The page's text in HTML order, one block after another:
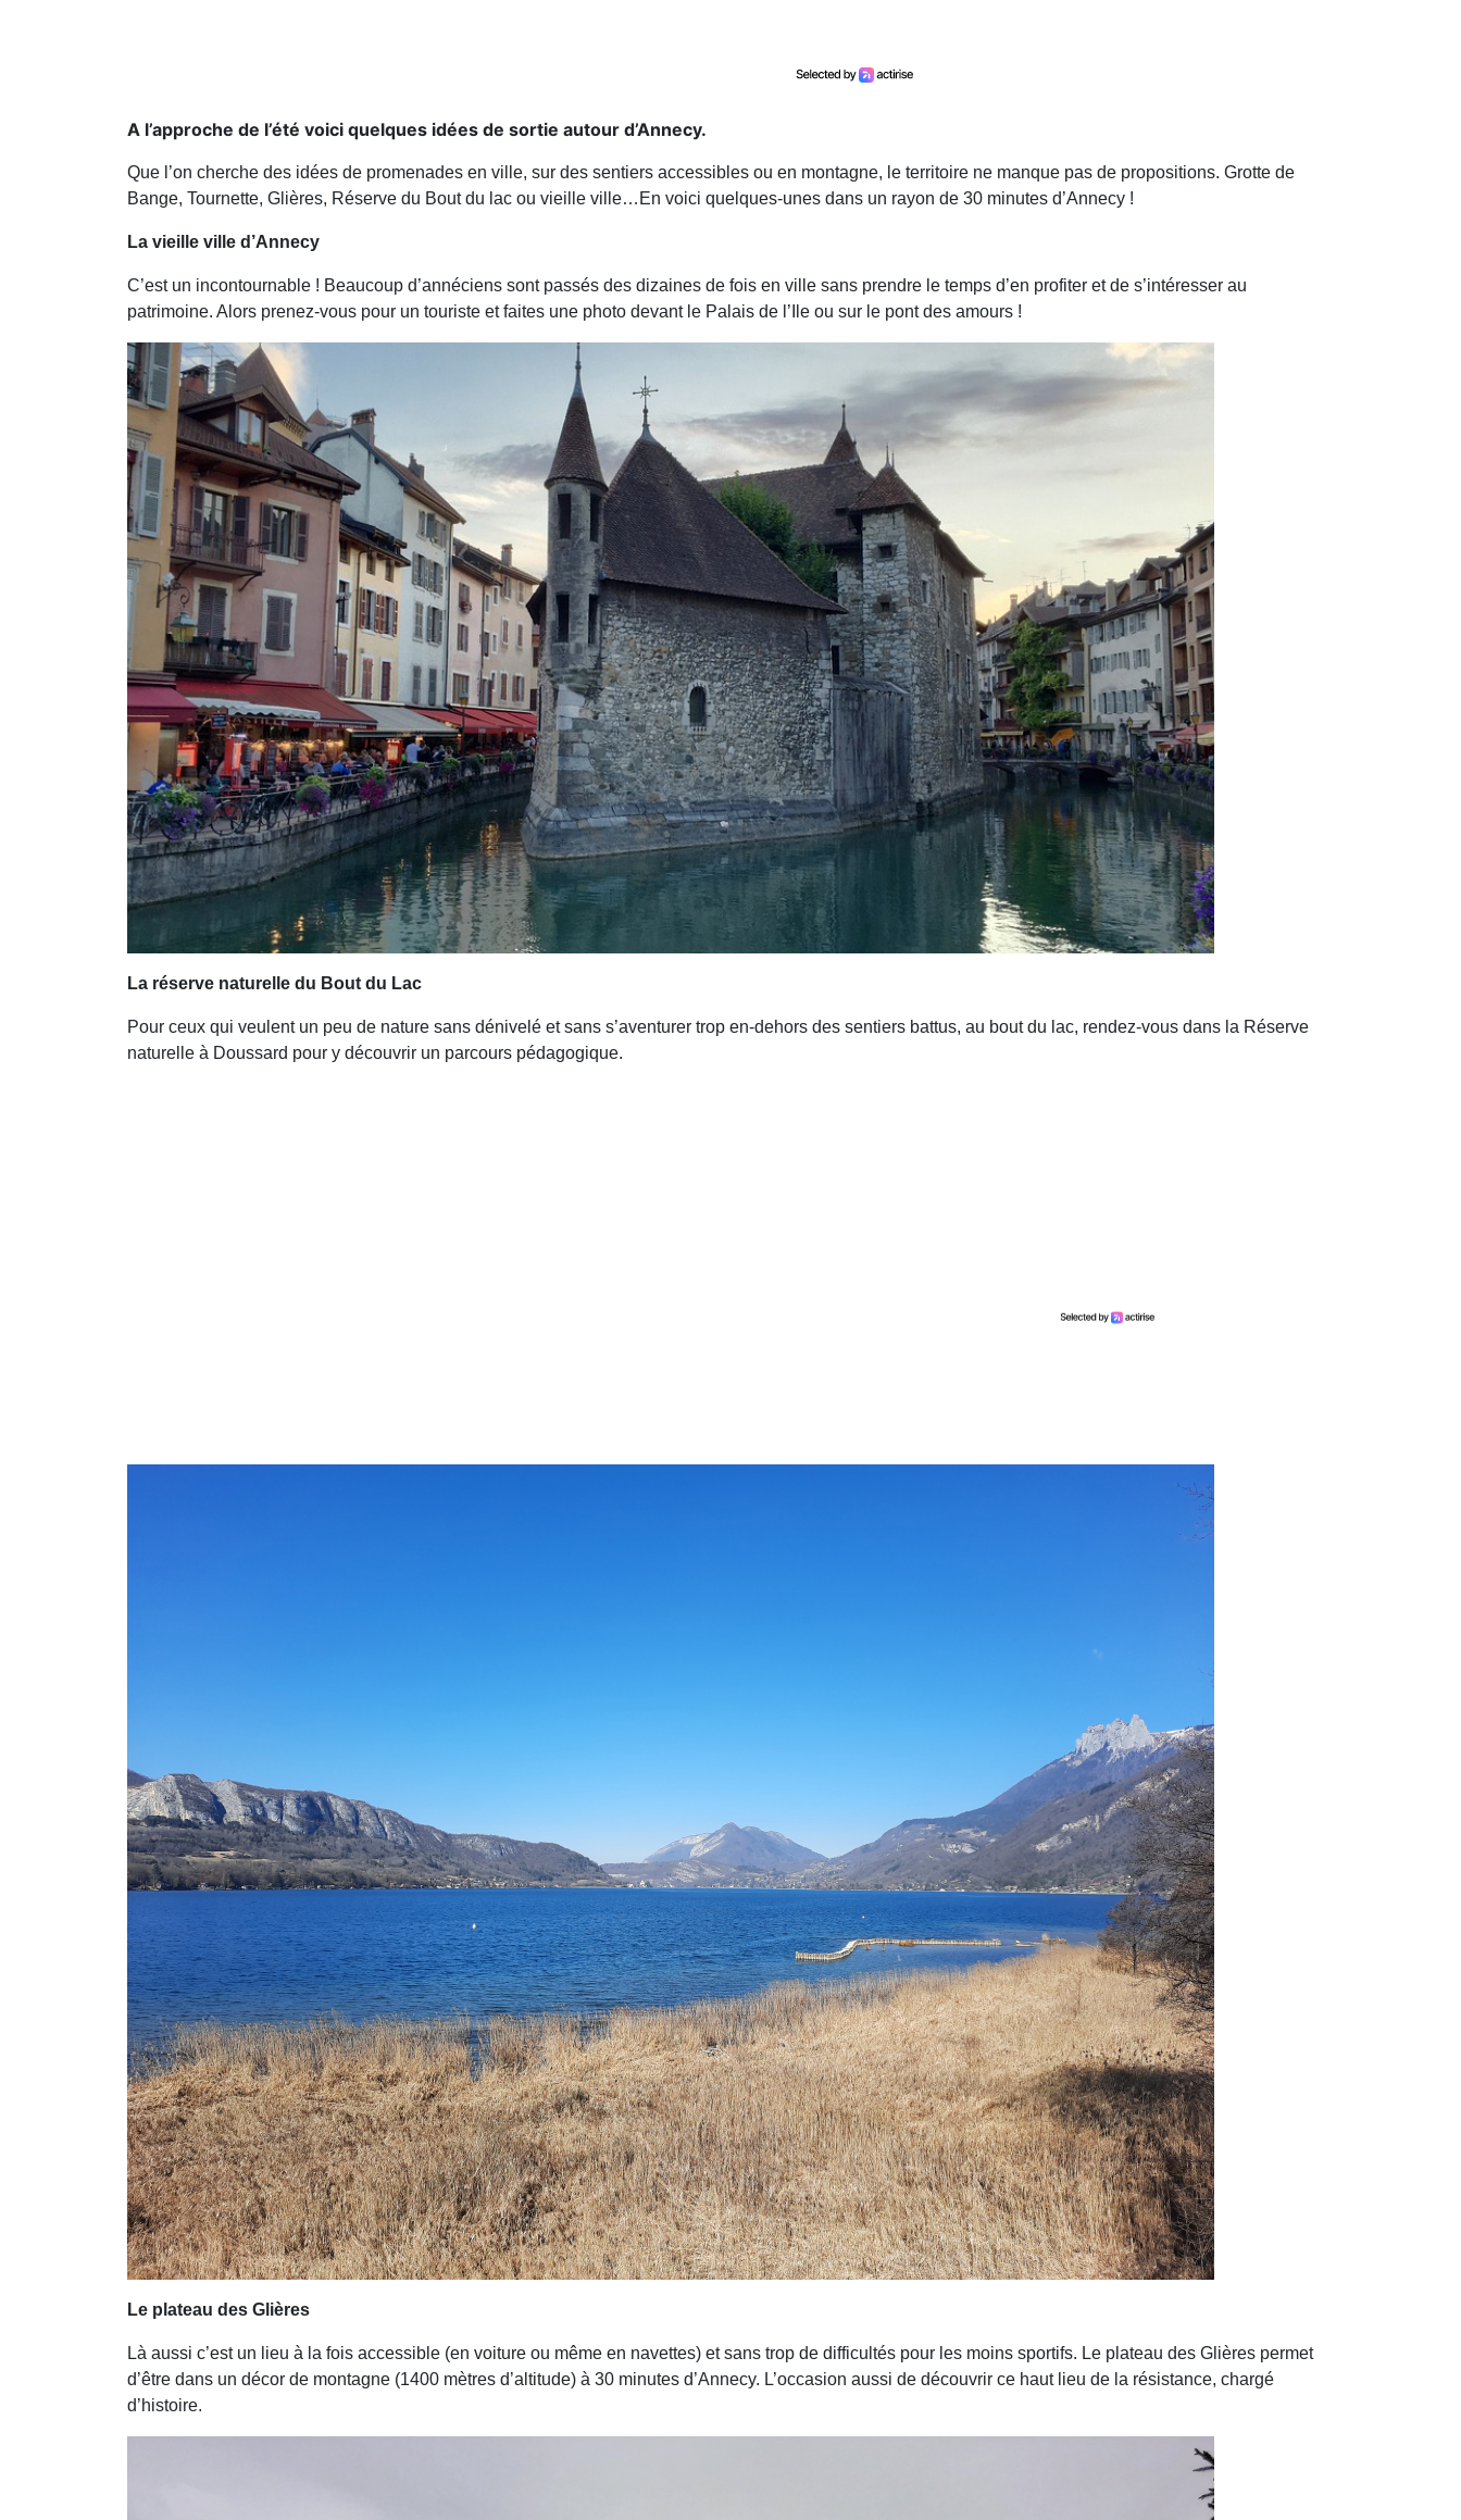
A l’approche de l’été voici quelques idées de sortie autour d’Annecy.
Que l’on cherche des idées de promenades en ville, sur des sentiers accessibles ou en montagne, le territoire ne manque pas de propositions. Grotte de
Bange, Tournette, Glières, Réserve du Bout du lac ou vieille ville…En voici quelques-unes dans un rayon de 30 minutes d’Annecy !
La vieille ville d’Annecy
C’est un incontournable ! Beaucoup d’annéciens sont passés des dizaines de fois en ville sans prendre le temps d’en profiter et de s’intéresser au
patrimoine. Alors prenez-vous pour un touriste et faites une photo devant le Palais de l’Ile ou sur le pont des amours !
La réserve naturelle du Bout du Lac
Pour ceux qui veulent un peu de nature sans dénivelé et sans s’aventurer trop en-dehors des sentiers battus, au bout du lac, rendez-vous dans la Réserve
naturelle à Doussard pour y découvrir un parcours pédagogique.
Le plateau des Glières
Là aussi c’est un lieu à la fois accessible (en voiture ou même en navettes) et sans trop de difficultés pour les moins sportifs. Le plateau des Glières permet
d’être dans un décor de montagne (1400 mètres d’altitude) à 30 minutes d’Annecy. L’occasion aussi de découvrir ce haut lieu de la résistance, chargé
d’histoire.